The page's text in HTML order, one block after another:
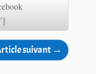
suivant →